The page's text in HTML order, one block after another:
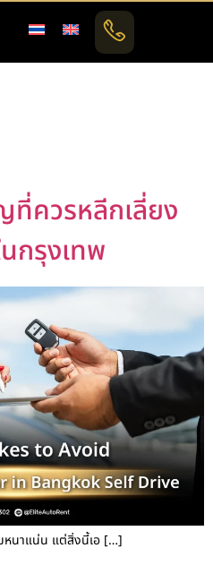
ควรหลีกเลี่ยง
นกรุงเทพ
มหนาแน่น แต่สิ่งนี้เอ […]